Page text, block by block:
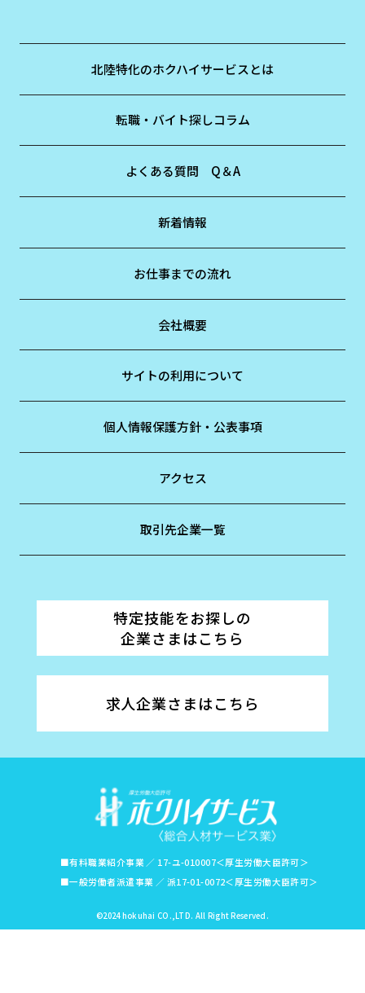
北陸特化のホクハイサービスとは
転職・バイト探しコラム
よくある質問 Q＆A
新着情報
お仕事までの流れ
会社概要
サイトの利用について
個人情報保護方針・公表事項
アクセス
取引先企業一覧
特定技能をお探しの
企業さまはこちら
求人企業さまはこちら
■有料職業紹介事業 ／ 17-ユ-010007＜厚生労働大臣許可＞
■一般労働者派遣事業 ／ 派17-01-0072＜厚生労働大臣許可＞
©2024 hokuhai CO.,LTD. All Right Reserved.